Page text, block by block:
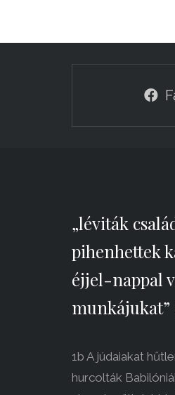
„léviták
pihenhettek
éjjel-nappal
munkájukat”
1b A júdaiakat
hurcolták